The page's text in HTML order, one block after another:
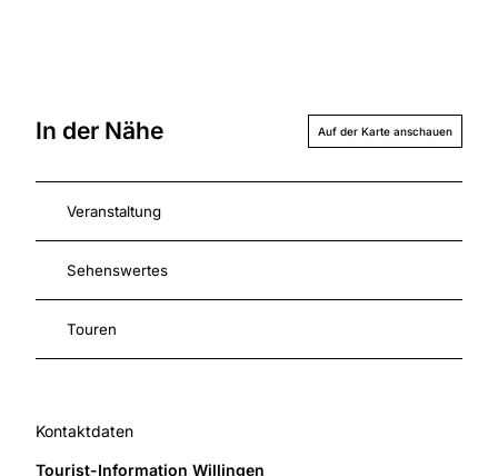
In der Nähe Auf der Karte anschauen
Veranstaltung
Sehenswertes
Touren
Kontaktdaten
Tourist-Information Willingen